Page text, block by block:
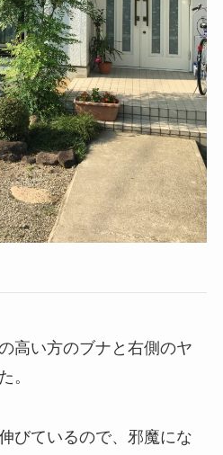
高い方のブナと右側のヤ
。
びているので、邪魔にな